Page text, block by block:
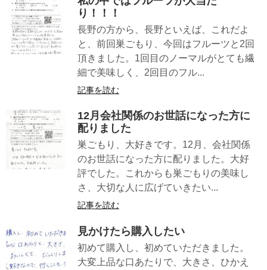
り！！！
長野の方から、長野といえば、これだよ
と、前回巣ごもり、今回はフルーツと2回
頂きました。1回目のノーマルがとても繊
細で美味しく、2回目のフル...
記事を読む
12月会社関係のお世話になった方に
配りました
巣ごもり、大好きです。12月、会社関係
のお世話になった方に配りました。大好
評でした。これからも巣ごもりの美味し
さ、大切な人に広げていきたい...
記事を読む
見かけたら購入したい
初めて購入し、初めていただきました。
大変上品な口あたりで、大きさ、ひかえ